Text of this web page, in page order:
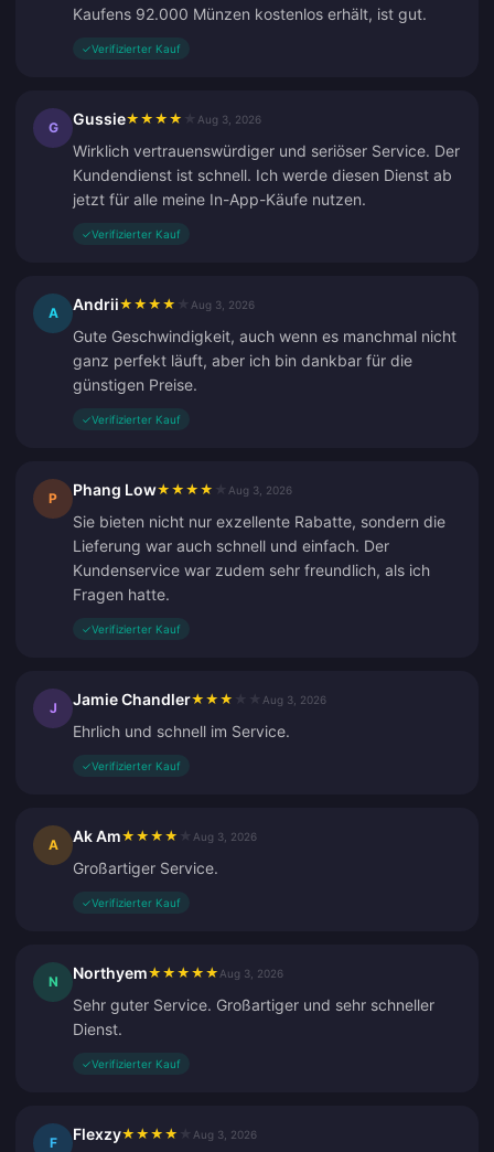
Kaufens 92.000 Münzen kostenlos erhält, ist gut.
✓Verifizierter Kauf
G Gussie★ ★ ★ ★ Aug 3, 2026
Wirklich vertrauenswürdiger und seriöser Service. Der
Kundendienst ist schnell. Ich werde diesen Dienst ab
jetzt für alle meine In-App-Käufe nutzen.
✓Verifizierter Kauf
A Andrii★ ★ ★ ★ Aug 3, 2026
Gute Geschwindigkeit, auch wenn es manchmal nicht
ganz perfekt läuft, aber ich bin dankbar für die
günstigen Preise.
✓Verifizierter Kauf
P Phang Low★ ★ ★ ★ Aug 3, 2026
Sie bieten nicht nur exzellente Rabatte, sondern die
Lieferung war auch schnell und einfach. Der
Kundenservice war zudem sehr freundlich, als ich
Fragen hatte.
✓Verifizierter Kauf
J Jamie Chandler★ ★ ★ Aug 3, 2026
Ehrlich und schnell im Service.
✓Verifizierter Kauf
A Ak Am★ ★ ★ ★ Aug 3, 2026
Großartiger Service.
✓Verifizierter Kauf
N Northyem★ ★ ★ ★ ★ Aug 3, 2026
Sehr guter Service. Großartiger und sehr schneller
Dienst.
✓Verifizierter Kauf
F Flexzy★ ★ ★ ★ Aug 3, 2026